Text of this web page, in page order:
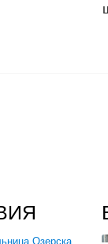
Озерска,